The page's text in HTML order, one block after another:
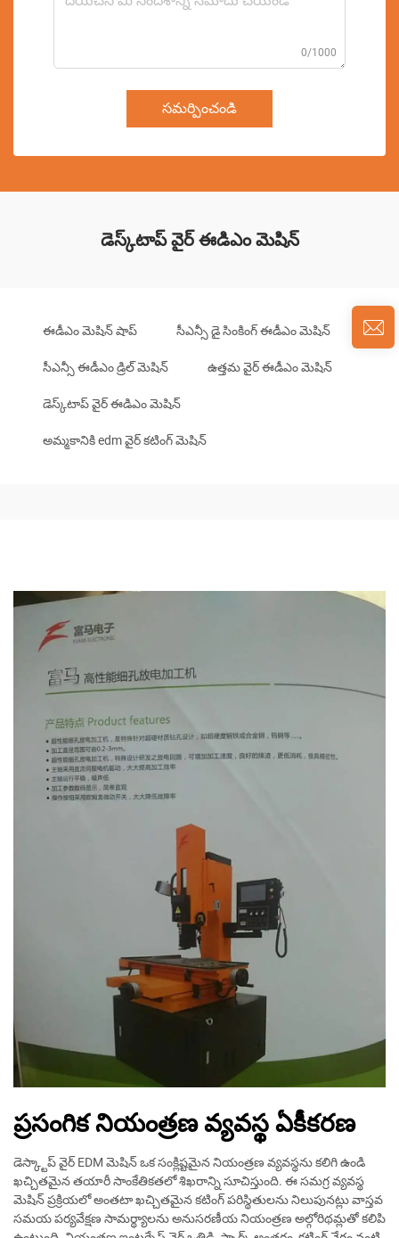
0/1000
సమర్పించండి
డెస్క్‌టాప్ వైర్ ఈడిఎం మెషిన్
ఈడీఎం మెషిన్ షాప్ సీఎన్సీ డై సింకింగ్ ఈడీఎం మెషిన్
సీఎన్సీ ఈడీఎం డ్రిల్ మెషిన్ ఉత్తమ వైర్ ఈడీఎం మెషిన్
డెస్క్‌టాప్ వైర్ ఈడిఎం మెషిన్
అమ్మకానికి edm వైర్ కటింగ్ మెషిన్
ప్రసంగిక నియంత్రణ వ్యవస్థ ఏకీకరణ
డెస్క్టాప్ వైర్ EDM మెషిన్ ఒక సంక్లిష్టమైన నియంత్రణ వ్యవస్థను కలిగి ఉండి
ఖచ్చితమైన తయారీ సాంకేతికతలో శిఖరాన్ని సూచిస్తుంది. ఈ సమగ్ర వ్యవస్థ
మెషిన్ ప్రక్రియలో అంతటా ఖచ్చితమైన కటింగ్ పరిస్థితులను నిలుపునట్లు వాస్తవ
సమయ పర్యవేక్షణ సామర్థ్యాలను అనుసరణీయ నియంత్రణ అల్గోరిథమ్లతో కలిపి